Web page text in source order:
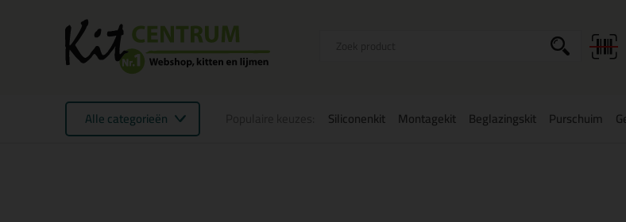
Alle categorieën Siliconenkit Montagekit Beglazingskit Purschuim